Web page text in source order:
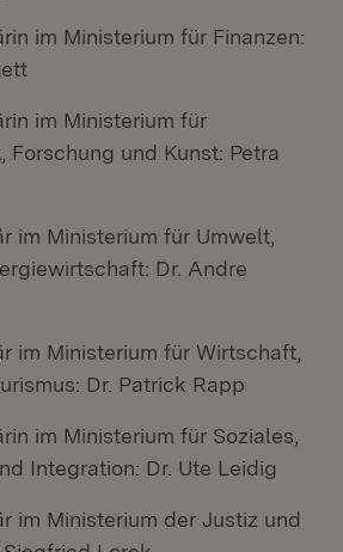
im Ministerium für Finanzen:
im Ministerium für
Forschung und Kunst: Petra
im Ministerium für Umwelt,
Dr. Andre
im Ministerium für Wirtschaft,
Dr. Patrick Rapp
im Ministerium für Soziales,
Integration: Dr. Ute Leidig
im Ministerium der Justiz und